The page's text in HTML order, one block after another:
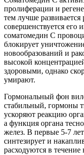
пролиферации и
тем лучше развивается
совершенствуется его
соматомедин С
блокирует
новообразований и
высокой
здоровыми, однако
умирают.
Гормональный фон
стабильный, гормоны
ускоряют реакцию
а функция органа
желез. В первые 5-7
синтезирует и
расходуются в